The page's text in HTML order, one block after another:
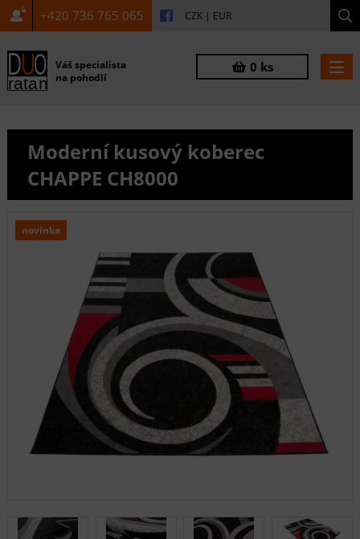
+420 736 765 065 CZK | EUR
Váš specialista
na pohodlí
0 ks
Moderní kusový koberec
CHAPPE CH8000
novinka